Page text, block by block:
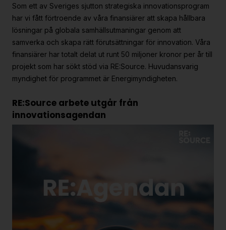
Som ett av Sveriges sjutton strategiska innovationsprogram
har vi fått förtroende av våra finansiärer att skapa hållbara
lösningar på globala samhällsutmaningar genom att
samverka och skapa rätt förutsättningar för innovation. Våra
finansiärer har totalt delat ut runt 50 miljoner kronor per år till
projekt som har sökt stöd via RE:Source. Huvudansvarig
myndighet för programmet är Energimyndigheten.
RE:Source arbete utgår från
innovationsagendan